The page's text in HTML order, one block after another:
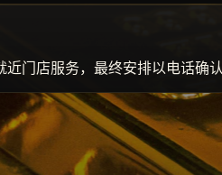
近门店服务，最终安排以电话确